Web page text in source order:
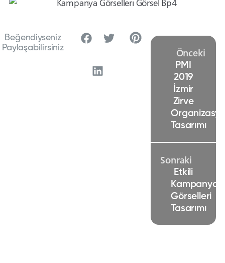
Beğendiyseniz
Paylaşabilirsiniz
Önceki
PMI
2019
İzmir
Zirve
Tasarımı
Sonraki
Etkili
Kampanya
Görselleri
Tasarımı